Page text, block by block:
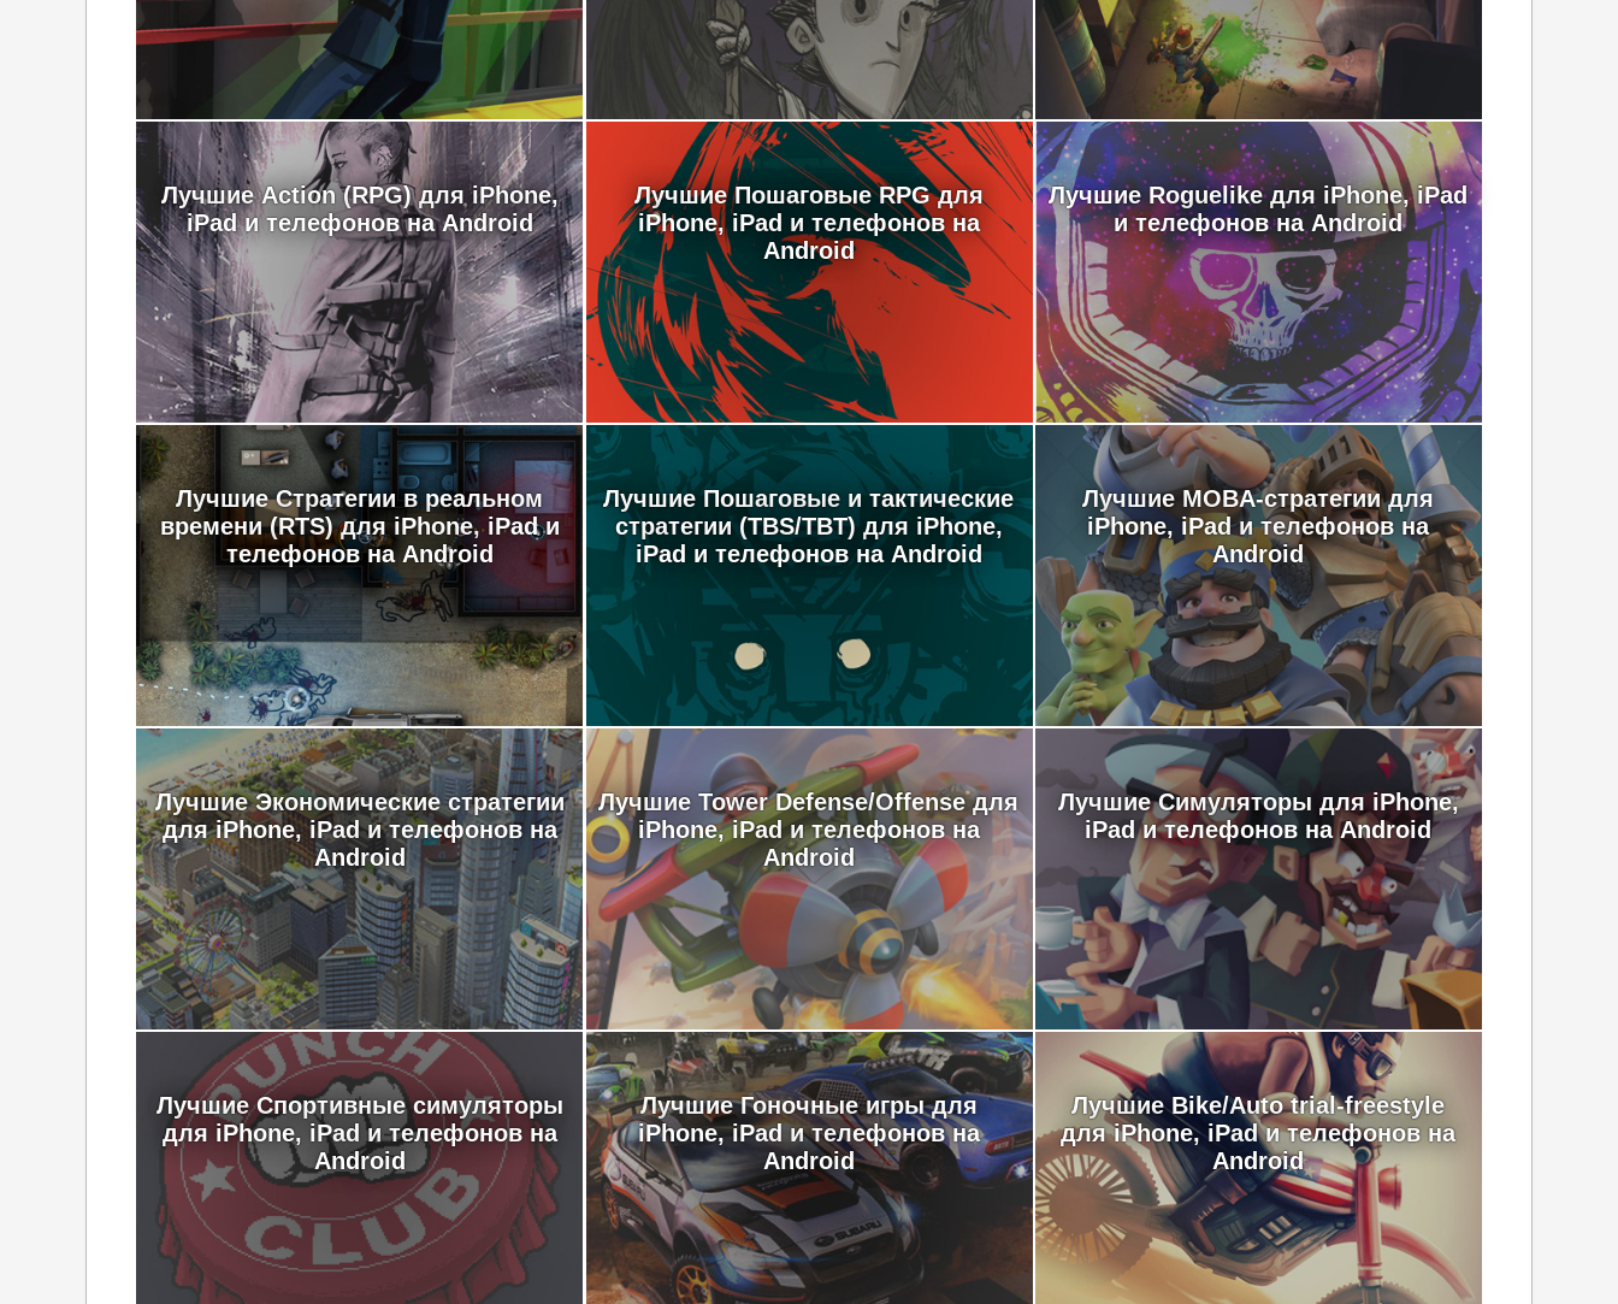
Лучшие Action (RPG) для iPhone,
iPad и телефонов на Android
Лучшие Пошаговые RPG для
iPhone, iPad и телефонов на
Android
Лучшие Roguelike для iPhone, iPad
и телефонов на Android
Лучшие Стратегии в реальном
времени (RTS) для iPhone, iPad и
телефонов на Android
Лучшие Пошаговые и тактические
стратегии (TBS/TBT) для iPhone,
iPad и телефонов на Android
Лучшие MOBA-стратегии для
iPhone, iPad и телефонов на
Android
Лучшие Экономические стратегии
для iPhone, iPad и телефонов на
Android
Лучшие Tower Defense/Offense для
iPhone, iPad и телефонов на
Android
Лучшие Симуляторы для iPhone,
iPad и телефонов на Android
Лучшие Спортивные симуляторы
для iPhone, iPad и телефонов на
Android
Лучшие Гоночные игры для
iPhone, iPad и телефонов на
Android
Лучшие Bike/Auto trial-freestyle
для iPhone, iPad и телефонов на
Android